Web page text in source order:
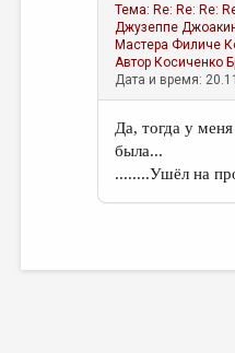
Тема: Re: Re: Re:
Джузеппе
Мастера Филиче
Автор Косиченко
Дата и время:
Да, тогда у
была...
........Ушёл на